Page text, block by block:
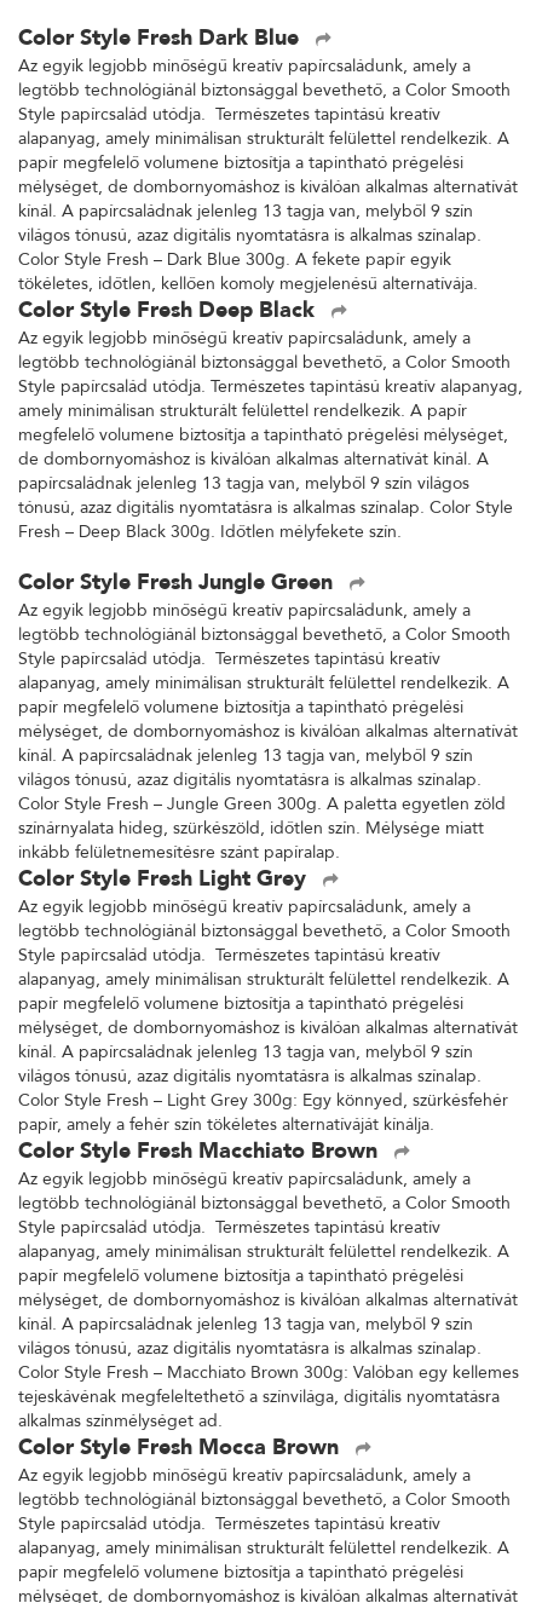
Color Style Fresh Dark Blue
Az egyik legjobb minőségű kreatív papírcsaládunk, amely a
legtöbb technológiánál biztonsággal bevethető, a Color Smooth
Style papírcsalád utódja. Természetes tapintású kreatív
alapanyag, amely minimálisan strukturált felülettel rendelkezik. A
papír megfelelő volumene biztosítja a tapintható prégelési
mélységet, de dombornyomáshoz is kiválóan alkalmas alternatívát
kínál. A papírcsaládnak jelenleg 13 tagja van, melyből 9 szín
világos tónusú, azaz digitális nyomtatásra is alkalmas színalap.
Color Style Fresh – Dark Blue 300g. A fekete papír egyik
tökéletes, időtlen, kellően komoly megjelenésű alternatívája.
Color Style Fresh Deep Black
Az egyik legjobb minőségű kreatív papírcsaládunk, amely a
legtöbb technológiánál biztonsággal bevethető, a Color Smooth
Style papírcsalád utódja. Természetes tapintású kreatív alapanyag,
amely minimálisan strukturált felülettel rendelkezik. A papír
megfelelő volumene biztosítja a tapintható prégelési mélységet,
de dombornyomáshoz is kiválóan alkalmas alternatívát kínál. A
papírcsaládnak jelenleg 13 tagja van, melyből 9 szín világos
tónusú, azaz digitális nyomtatásra is alkalmas színalap. Color Style
Fresh – Deep Black 300g. Időtlen mélyfekete szín.
Color Style Fresh Jungle Green
Az egyik legjobb minőségű kreatív papírcsaládunk, amely a
legtöbb technológiánál biztonsággal bevethető, a Color Smooth
Style papírcsalád utódja. Természetes tapintású kreatív
alapanyag, amely minimálisan strukturált felülettel rendelkezik. A
papír megfelelő volumene biztosítja a tapintható prégelési
mélységet, de dombornyomáshoz is kiválóan alkalmas alternatívát
kínál. A papírcsaládnak jelenleg 13 tagja van, melyből 9 szín
világos tónusú, azaz digitális nyomtatásra is alkalmas színalap.
Color Style Fresh – Jungle Green 300g. A paletta egyetlen zöld
színárnyalata hideg, szürkészöld, időtlen szín. Mélysége miatt
inkább felületnemesítésre szánt papíralap.
Color Style Fresh Light Grey
Az egyik legjobb minőségű kreatív papírcsaládunk, amely a
legtöbb technológiánál biztonsággal bevethető, a Color Smooth
Style papírcsalád utódja. Természetes tapintású kreatív
alapanyag, amely minimálisan strukturált felülettel rendelkezik. A
papír megfelelő volumene biztosítja a tapintható prégelési
mélységet, de dombornyomáshoz is kiválóan alkalmas alternatívát
kínál. A papírcsaládnak jelenleg 13 tagja van, melyből 9 szín
világos tónusú, azaz digitális nyomtatásra is alkalmas színalap.
Color Style Fresh – Light Grey 300g: Egy könnyed, szürkésfehér
papír, amely a fehér szín tökéletes alternatíváját kínálja.
Color Style Fresh Macchiato Brown
Az egyik legjobb minőségű kreatív papírcsaládunk, amely a
legtöbb technológiánál biztonsággal bevethető, a Color Smooth
Style papírcsalád utódja. Természetes tapintású kreatív
alapanyag, amely minimálisan strukturált felülettel rendelkezik. A
papír megfelelő volumene biztosítja a tapintható prégelési
mélységet, de dombornyomáshoz is kiválóan alkalmas alternatívát
kínál. A papírcsaládnak jelenleg 13 tagja van, melyből 9 szín
világos tónusú, azaz digitális nyomtatásra is alkalmas színalap.
Color Style Fresh – Macchiato Brown 300g: Valóban egy kellemes
tejeskávénak megfeleltethető a színvilága, digitális nyomtatásra
alkalmas színmélységet ad.
Color Style Fresh Mocca Brown
Az egyik legjobb minőségű kreatív papírcsaládunk, amely a
legtöbb technológiánál biztonsággal bevethető, a Color Smooth
Style papírcsalád utódja. Természetes tapintású kreatív
alapanyag, amely minimálisan strukturált felülettel rendelkezik. A
papír megfelelő volumene biztosítja a tapintható prégelési
mélységet, de dombornyomáshoz is kiválóan alkalmas alternatívát